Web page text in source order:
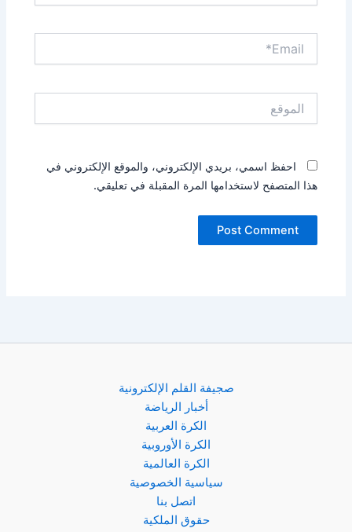
احفظ اسمي، بريدي الإلكتروني، والموقع الإلكتروني في
هذا المتصفح لاستخدامها المرة المقبلة في تعليقي.
صجيفة القلم الإلكترونية
أخبار الرياضة
الكرة العربية
الكرة الأوروبية
الكرة العالمية
سياسية الخصوصية
اتصل بنا
حقوق الملكية